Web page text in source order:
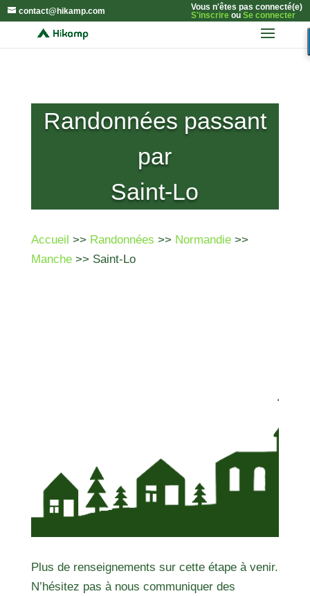
contact@hikamp.com
Vous n'êtes pas connecté(e)
S'inscrireou Se connecter
Randonnées passant
par
Saint-Lo
Accueil >> Randonnées >> Normandie>>
Manche>> Saint-Lo
Plus de renseignements sur cette étape à venir.
N’hésitez pas à nous communiquer des